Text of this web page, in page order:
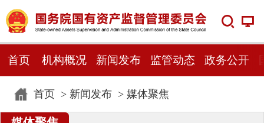
首页 机构概况 新闻发布 监管动态 政务公开
首页> 新闻发布> 媒体聚焦